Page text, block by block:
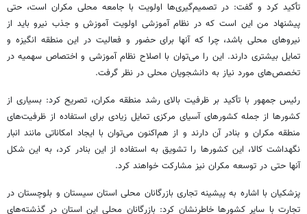
تأکید کرد و گفت: در تصمیم‌گیری‌ها اولویت با جامعه محلی مکران است، حتی
پیشنهاد من این است که در نظام آموزشی اولویت آموزش و جذب نیرو باید از
نیروهای محلی باشد، چرا که آنها برای حضور و فعالیت در این منطقه انگیزه و
تمایل بیشتری دارند. این را می‌توان با اصلاح نظام آموزشی و اختصاص سهمیه در
تخصص‌های مورد نیاز به دانشجویان محلی در نظر گرفت.
رئیس جمهور با تأکید بر ظرفیت بالای رشد منطقه مکران، تصریح کرد: بسیاری از
کشورها از جمله کشورهای آسیای مرکزی تمایلزیادی برای استفاده از ظرفیت‌های
منطقه مکران و بنادر آن دارند و از هم‌اکنون می‌توان با ایجاد امکاناتی مانند انبار
نگهداشت کالا، این کشورها را تشویق به استفاده از این بنادر کرد، به این شکل
آنها حتی در توسعه مکران نیز مشارکت خواهند کرد.
پزشکیان با اشاره به پیشینه تجاری بازرگانان محلی استان سیستان و بلوچستان در
تجارت با سایرکشورها خاطرنشان کرد: بازرگانان محلی این استان در گذشته‌های